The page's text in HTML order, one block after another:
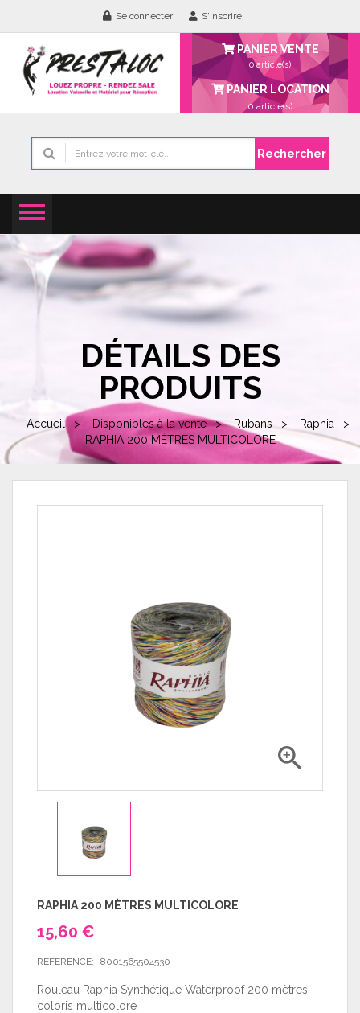
Se connecter S'inscrire
PANIER VENTE
0 article(s)
PANIER LOCATION
0 article(s)
Rechercher
DÉTAILS DES
PRODUITS
Accueil Disponibles à la vente Rubans
Raphia
RAPHIA 200 MÈTRES MULTICOLORE

RAPHIA 200 MÈTRES MULTICOLORE
15,60 €
REFERENCE: 8001565504530
Rouleau Raphia Synthétique Waterproof 200 mètres
coloris multicolore